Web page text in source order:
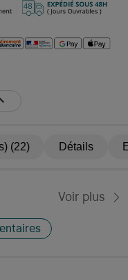
(22) Détails
Voir plus